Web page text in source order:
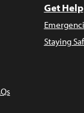
Get Help
Staying